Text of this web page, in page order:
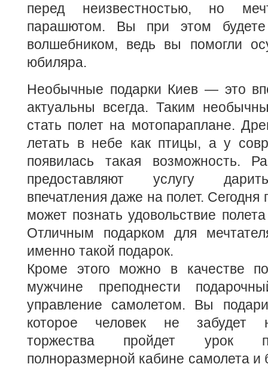
перед неизвестностью, но
парашютом. Вы при этом будете
волшебником, ведь вы помогли
юбиляра.
Необычные подарки Киев — это
актуальны всегда. Таким
стать полет на мотопараплане.
летать в небе как птицы, а у
появилась такая возможность.
предоставляют услугу
впечатления даже на полет. Сегодня
может познать удовольствие
Отличным подарком для
именно такой подарок.
Кроме этого можно в качестве
мужчине преподнести
управление самолетом. Вы
которое человек не забудет
торжества пройдет урок
полноразмерной кабине самолета и